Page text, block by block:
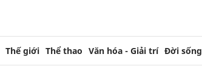
Thế giới Thể thao Văn hóa - Giải trí Đời sống